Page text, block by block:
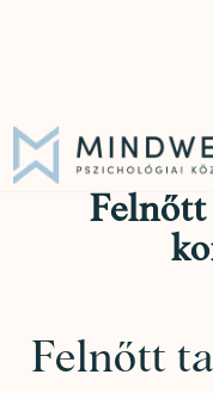
Felnőtt
Felnőtt